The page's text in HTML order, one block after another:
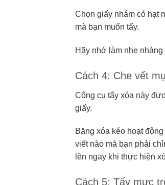
Chọn giấy nhám có hạt
mà bạn muốn tẩy.
Hãy nhớ làm nhẹ
Cách 4: Che vết
Công cụ tẩy xóa này
giấy.
Băng xóa kéo hoạt
viết nào mà bạn phải
lên ngay khi thực hiện
Cách 5: Tẩy mực